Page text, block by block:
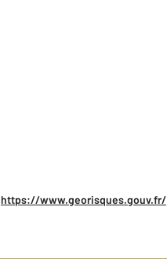
https://www.georisques.gouv.fr/